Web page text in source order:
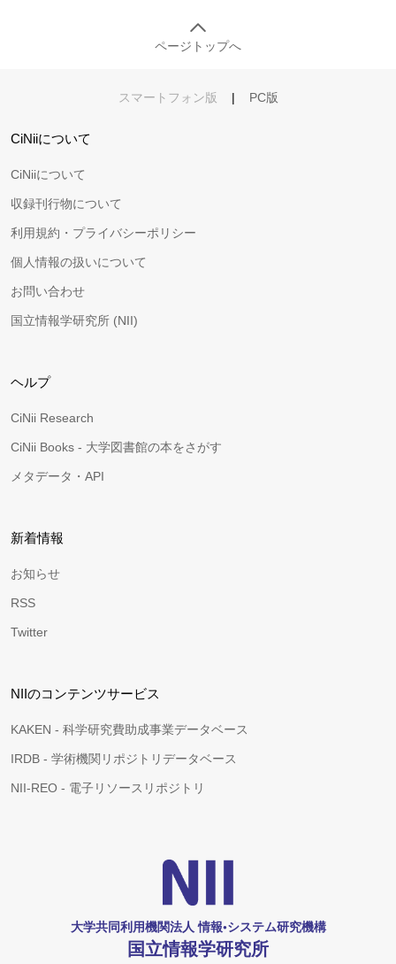
ページトップへ
スマートフォン版 | PC版
CiNiiについて
CiNiiについて
収録刊行物について
利用規約・プライバシーポリシー
個人情報の扱いについて
お問い合わせ
国立情報学研究所 (NII)
ヘルプ
CiNii Research
CiNii Books - 大学図書館の本をさがす
メタデータ・API
新着情報
お知らせ
RSS
Twitter
NIIのコンテンツサービス
KAKEN - 科学研究費助成事業データベース
IRDB - 学術機関リポジトリデータベース
NII-REO - 電子リソースリポジトリ
大学共同利用機関法人 情報•システム研究機構
国立情報学研究所